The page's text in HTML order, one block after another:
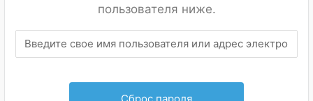
пользователя ниже.